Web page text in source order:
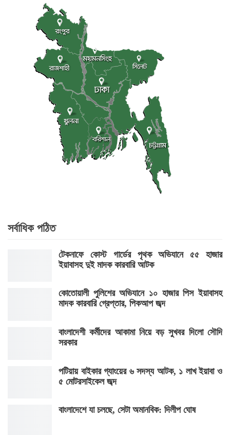
সর্বাধিক পঠিত
টেকনাফে কোস্ট গার্ডের পৃথক অভিযানে ৫৫ হাজার
ইয়াবাসহ দুই মাদক কারবারি আটক
কোতোয়ালী পুলিশের অভিযানে ১০ হাজার পিস ইয়াবাসহ
মাদক কারবারি গ্রেপ্তার, পিকআপ জব্দ
বাংলাদেশী কর্মীদের আকামা নিয়ে বড় সুখবর দিলো সৌদি
সরকার
পটিয়ায় বাইকার গ্যাংয়ের ৬ সদস্য আটক, ১ লাখ ইয়াবা ও
৫ মোটরসাইকেল জব্দ
বাংলাদেশে যা চলছে, সেটা অমানবিক: দিলীপ ঘোষ